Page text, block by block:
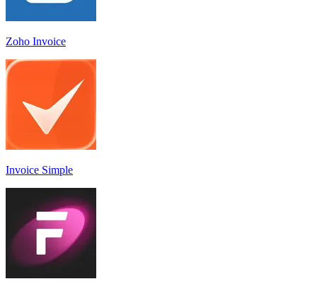
Zoho Invoice
Invoice Simple